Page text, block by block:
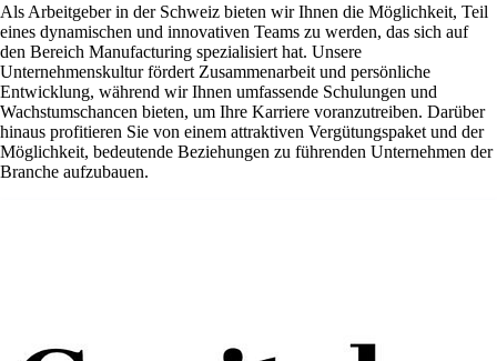
Als Arbeitgeber in der Schweiz bieten wir Ihnen die Möglichkeit, Teil
eines dynamischen und innovativen Teams zu werden, das sich auf
den Bereich Manufacturing spezialisiert hat. Unsere
Unternehmenskultur fördert Zusammenarbeit und persönliche
Entwicklung, während wir Ihnen umfassende Schulungen und
Wachstumschancen bieten, um Ihre Karriere voranzutreiben. Darüber
hinaus profitieren Sie von einem attraktiven Vergütungspaket und der
Möglichkeit, bedeutende Beziehungen zu führenden Unternehmen der
Branche aufzubauen.